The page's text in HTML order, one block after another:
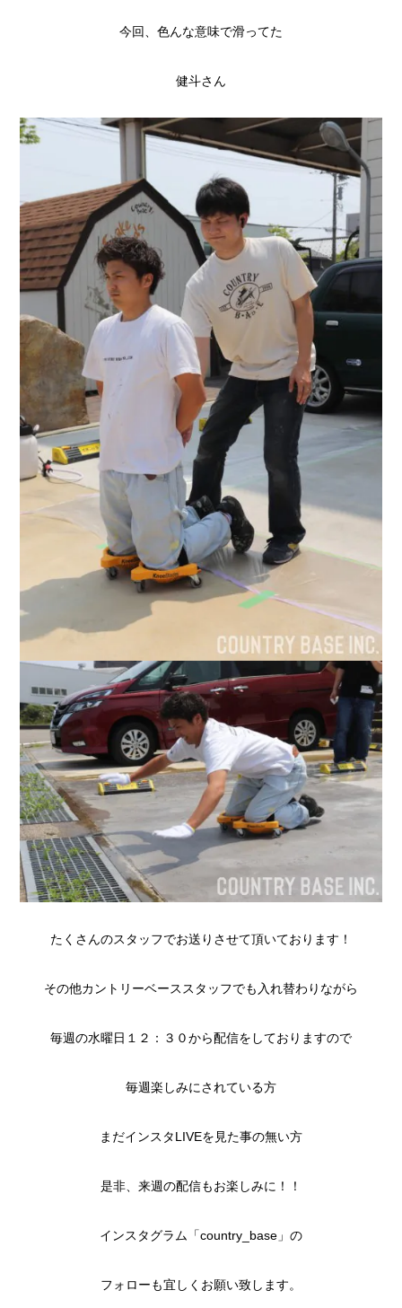
今回、色んな意味で滑ってた
健斗さん
たくさんのスタッフでお送りさせて頂いております！
その他カントリーベーススタッフでも入れ替わりながら
毎週の水曜日１２：３０から配信をしておりますので
毎週楽しみにされている方
まだインスタLIVEを見た事の無い方
是非、来週の配信もお楽しみに！！
インスタグラム「country_base」の
フォローも宜しくお願い致します。